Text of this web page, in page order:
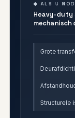
◆ ALS U
Heavy-duty
mechanisch
Grote
Structurele